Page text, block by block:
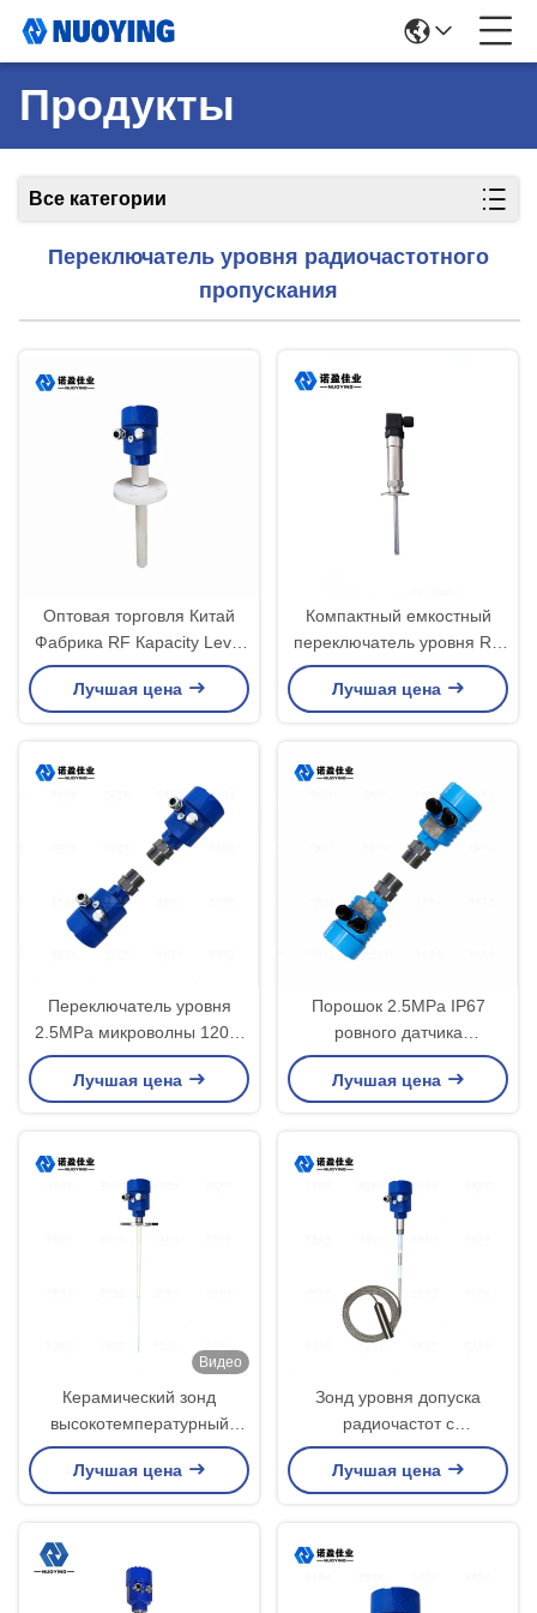
Продукты
Все категории
Переключатель уровня радиочастотного
пропускания
Оптовая торговля Китай
Фабрика RF Кapacity Level
Switch топливный бак
Алюминиевый корпус
Лучшая цена
Компактный емкостный
переключатель уровня RF
Производитель 24V 220V
DPDT
Лучшая цена
Переключатель уровня
2.5MPa микроволны 120m
бесконтактный Exia IICT6
Лучшая цена
Порошок 2.5MPa IP67
ровного датчика
микроволны NYWBUK
твердый
Лучшая цена
Видео
Керамический зонд
высокотемпературный
радиочастотный приемный
переключатель 500 мм
Лучшая цена
Зонд уровня допуска
радиочастот с
расширенным кабелем
Лучшая цена